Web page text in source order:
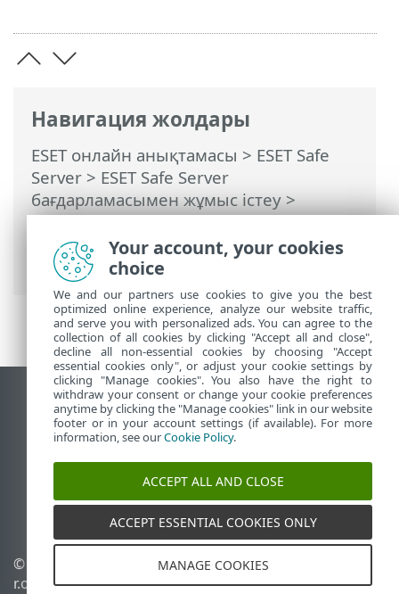
Навигация жолдары
ESET онлайн анықтамасы > ESET Safe
Server > ESET Safe Server
бағдарламасымен жұмыс істеу>
Құралдар>Жоспарлағыш> Диалог
терезелері - Жоспарлағыш > Өткізіп
жіберілген тапсырма
Жұмыс үстеліндегі сайтты қарау
End of Life
ESET білім қоры
ESET форумы
ESET Status Portal
Аймақтық қолдау
© 1992 - 2026 ESET, spol. s
r.o. - Барлық құқықтары
Cookie файлдарын
басқару
Your account, your cookies
choice
We and our partners use cookies to give you the best
optimized online experience, analyze our website traffic,
and serve you with personalized ads. You can agree to the
collection of all cookies by clicking "Accept all and close",
decline all non-essential cookies by choosing "Accept
essential cookies only", or adjust your cookie settings by
clicking "Manage cookies". You also have the right to
withdraw your consent or change your cookie preferences
anytime by clicking the "Manage cookies" link in our website
footer or in your account settings (if available). For more
information, see ourCookie Policy.
ACCEPT ALL AND CLOSE
ACCEPT ESSENTIAL COOKIES ONLY
MANAGE COOKIES